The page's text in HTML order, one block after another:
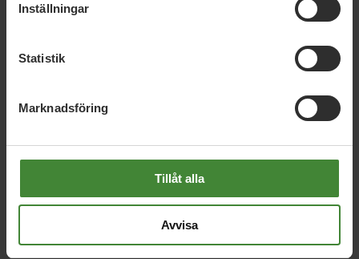
Inställningar
Statistik
Marknadsföring
Tillåt alla
Avvisa